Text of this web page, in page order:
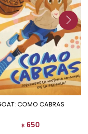
GOAT: COMO CABRAS
$ 650